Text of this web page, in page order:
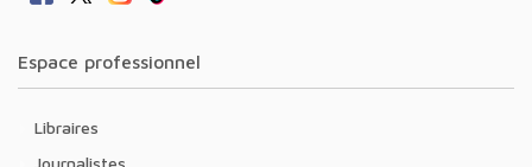
Espace professionnel
Libraires